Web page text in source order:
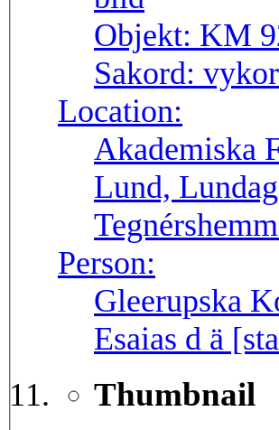
Objekt: KM
Sakord:
Location:
Akademiska
Lund,
Person:
Gleerupska
Esaias d ä
Thumbnail